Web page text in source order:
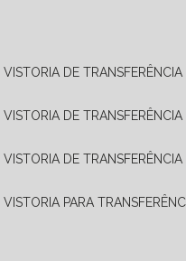
VISTORIA DE
VISTORIA DE
VISTORIA DE
VISTORIA PARA